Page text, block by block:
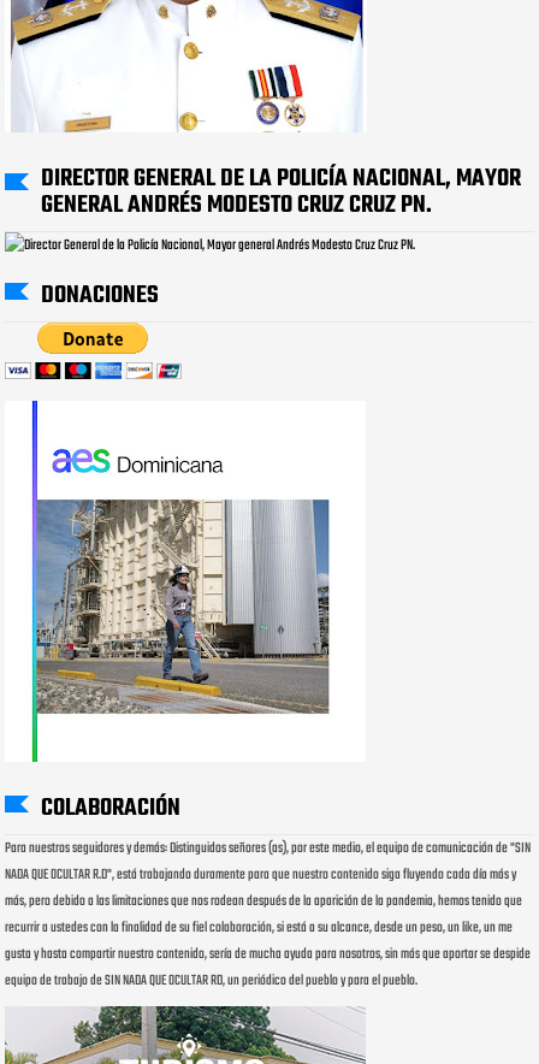
DIRECTOR GENERAL DE LA POLICÍA NACIONAL, MAYOR
GENERAL ANDRÉS MODESTO CRUZ CRUZ PN.
DONACIONES
COLABORACIÓN
Para nuestros seguidores y demás: Distinguidos señores (as), por este medio, el equipo de comunicación de "SIN
NADA QUE OCULTAR R.D", está trabajando duramente para que nuestro contenido siga fluyendo cada día más y
más, pero debido a las limitaciones que nos rodean después de la aparición de la pandemia, hemos tenido que
recurrir a ustedes con la finalidad de su fiel colaboración, si está a su alcance, desde un peso, un like, un me
gusta y hasta compartir nuestro contenido, sería de mucha ayuda para nosotros, sin más que aportar se despide
equipo de trabajo de SIN NADA QUE OCULTAR RD, un periódico del pueblo y para el pueblo.